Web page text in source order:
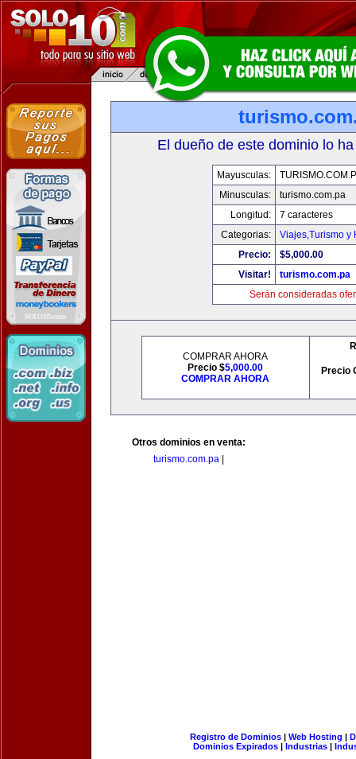
El dueño de este dominio lo
Mayusculas:
Minusculas:
turismo.com.pa
Longitud:
7 caracteres
Categorias:
Viajes,Turismo y
Precio:
$5,000.00
Visitar!
turismo.com.pa
Serán consideradas
COMPRAR AHORA
Precio $5,000.00
COMPRAR AHORA
Precio
Otros dominios en venta:
turismo.com.pa
Registro de Dominios| Web Hosting |
Dominios Expirados | Industrias |